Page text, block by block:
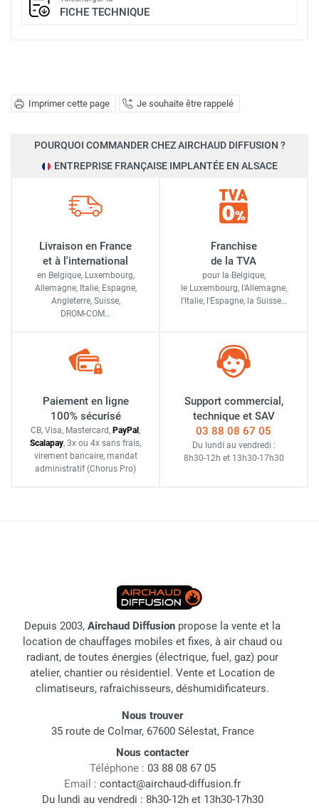
Imprimer cette page Je souhaite être rappelé
FICHE TECHNIQUE
POURQUOI COMMANDER CHEZ AIRCHAUD DIFFUSION ?
ENTREPRISE FRANÇAISE IMPLANTÉE EN ALSACE
Livraison en France
et à l'international
en Belgique, Luxembourg,
Allemagne, Italie, Espagne,
Angleterre, Suisse,
DROM-COM…
Franchise
de la TVA
pour la Belgique,
le Luxembourg, l'Allemagne,
l'Italie, l'Espagne, la Suisse…
Paiement en ligne
100% sécurisé
CB, Visa, Mastercard, PayPal ,
Scalapay, 3x ou 4x sans frais,
virement bancaire, mandat
administratif (Chorus Pro)
Support commercial,
technique et SAV
03 88 08 67 05
Du lundi au vendredi :
8h30-12h et 13h30-17h30
Depuis 2003, Airchaud Diffusion propose la vente et la
location de chauffages mobiles et fixes, à air chaud ou
radiant, de toutes énergies (électrique, fuel, gaz) pour
atelier, chantier ou résidentiel. Vente et Location de
climatiseurs, rafraichisseurs, déshumidificateurs.
Nous trouver
35 route de Colmar, 67600 Sélestat, France
Nous contacter
Téléphone : 03 88 08 67 05
Email : contact@airchaud-diffusion.fr
Du lundi au vendredi : 8h30-12h et 13h30-17h30